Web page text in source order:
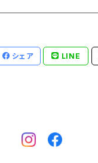
シェア LINE